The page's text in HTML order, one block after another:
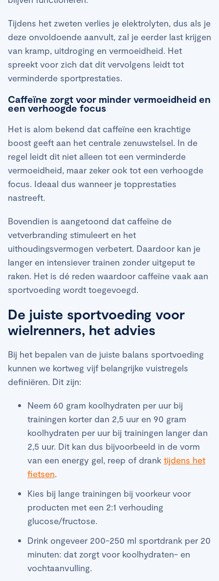
Tijdens het zweten verlies je elektrolyten, dus als je
deze onvoldoende aanvult, zal je eerder last krijgen
van kramp, uitdroging en vermoeidheid. Het
spreekt voor zich dat dit vervolgens leidt tot
verminderde sportprestaties.
Caffeïne zorgt voor minder vermoeidheid en
een verhoogde focus
Het is alom bekend dat caffeïne een krachtige
boost geeft aan het centrale zenuwstelsel. In de
regel leidt dit niet alleen tot een verminderde
vermoeidheid, maar zeker ook tot een verhoogde
focus. Ideaal dus wanneer je topprestaties
nastreeft.
Bovendien is aangetoond dat caffeïne de
vetverbranding stimuleert en het
uithoudingsvermogen verbetert. Daardoor kan je
langer en intensiever trainen zonder uitgeput te
raken. Het is dé reden waardoor caffeïne vaak aan
sportvoeding wordt toegevoegd.
De juiste sportvoeding voor
wielrenners, het advies
Bij het bepalen van de juiste balans sportvoeding
kunnen we kortweg vijf belangrijke vuistregels
definiëren. Dit zijn:
Neem 60 gram koolhydraten per uur bij
trainingen korter dan 2,5 uur en 90 gram
koolhydraten per uur bij trainingen langer dan
2,5 uur. Dit kan dus bijvoorbeeld in de vorm
van een energy gel, reep of drank tijdens het
fietsen.
Kies bij lange trainingen bij voorkeur voor
producten met een 2:1 verhouding
glucose/fructose.
Drink ongeveer 200-250 ml sportdrank per 20
minuten: dat zorgt voor koolhydraten- en
vochtaanvulling.